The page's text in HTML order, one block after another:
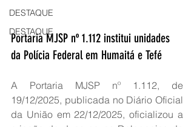
DESTAQUE
DESTAQUE
Portaria MJSP nº 1.112 institui unidades
da Polícia Federal em Humaitá e Tefé
A Portaria MJSP nº 1.112, de
19/12/2025, publicada no Diário Oficial
da União em 22/12/2025, oficializou a